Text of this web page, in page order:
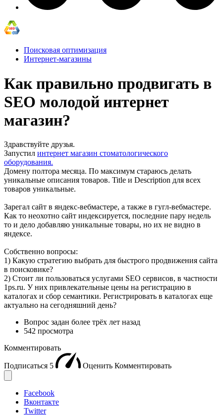
Поисковая оптимизация
Интернет-магазины
Как правильно продвигать в
SEO молодой интернет
магазин?
Здравствуйте друзья.
Запустил интернет магазин стоматологического
оборудования.
Домену полтора месяца. По максимум стараюсь делать
уникальные описания товаров. Title и Description для всех
товаров уникальные.
Зарегал сайт в яндекс-вебмастере, а также в гугл-вебмастере.
Как то неохотно сайт индексируется, последние пару недель
то и дело добавляю уникальные товары, но их не видно в
яндексе.
Собственно вопросы:
1) Какую стратегию выбрать для быстрого продвижения сайта
в поисковике?
2) Стоит ли пользоваться услугами SEO сервисов, в частности
1ps.ru. У них привлекательные цены на регистрацию в
каталогах и сбор семантики. Регистрировать в каталогах еще
актуально на сегодняшний день?
Вопрос задан более трёх лет назад
542 просмотра
Комментировать
Подписаться 5 Оценить Комментировать
Facebook
Вконтакте
Twitter